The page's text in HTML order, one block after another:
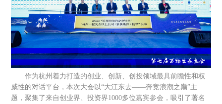
作为杭州着力打造的创业、创新、创投领域最具前瞻性和权
威性的对话平台，本次大会以“大江东去——奔竞浪潮之巅”主
题，聚集了来自创业界、投资界1000多位嘉宾参会，吸引了著名